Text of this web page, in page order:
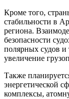
Кроме того,
стабильности в
региона.
безопасности
полярных судов и
увеличение
Также
энергетической
комплексы,